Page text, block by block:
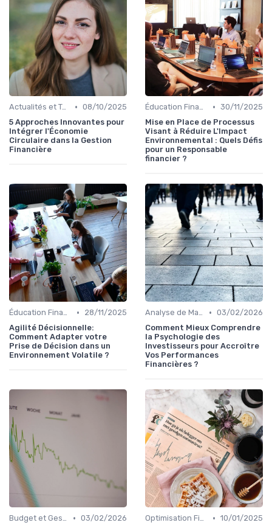
Actualités et Tendances Économiques • 08/10/2025
5 Approches Innovantes pour
Intégrer l'Économie
Circulaire dans la Gestion
Financière
Éducation Financière • 30/11/2025
Mise en Place de Processus
Visant à Réduire L'Impact
Environnemental : Quels Défis
pour un Responsable
financier ?
Éducation Financière •
28/11/2025
Agilité Décisionnelle:
Comment Adapter votre
Prise de Décision dans un
Environnement Volatile ?
Analyse de Marché et Prévisions • 03/02/2026
Comment Mieux Comprendre
la Psychologie des
Investisseurs pour Accroître
Vos Performances
Financières ?
Budget et Gestion des Finances Personnelles • 03/02/2026
Optimisation Fiscale • 10/01/2025